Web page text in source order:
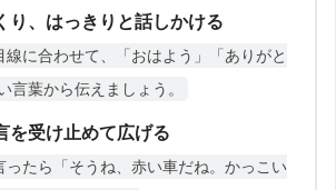
り、はっきりと話しかける
線に合わせて、「おはよう」「ありがと
言葉から伝えましょう。
を受け止めて広げる
ったら「そうね、赤い車だね。かっこい